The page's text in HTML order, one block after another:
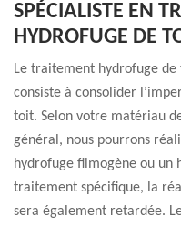
SPÉCIALISTE EN
HYDROFUGE DE
Le traitement hydrofuge
consiste à consolider
toit. Selon votre matériau
général, nous pourrons
hydrofuge filmogène ou un
traitement spécifique, la
sera également retardée.